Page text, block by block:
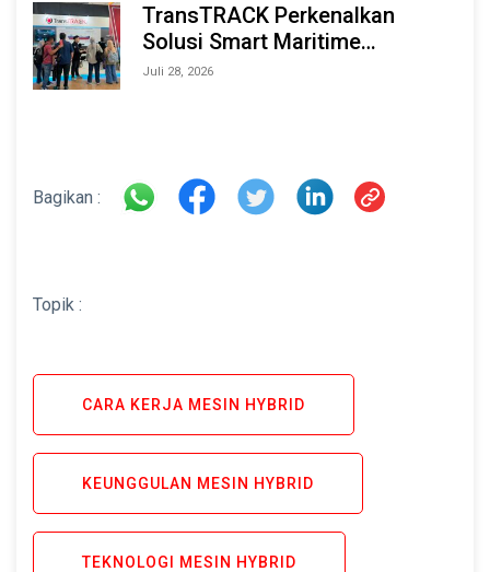
TransTRACK Perkenalkan
Solusi Smart Maritime
Monitoring Berbasis AI dan IoT
Juli 28, 2026
Bagikan :
Topik :
CARA KERJA MESIN HYBRID
KEUNGGULAN MESIN HYBRID
TEKNOLOGI MESIN HYBRID